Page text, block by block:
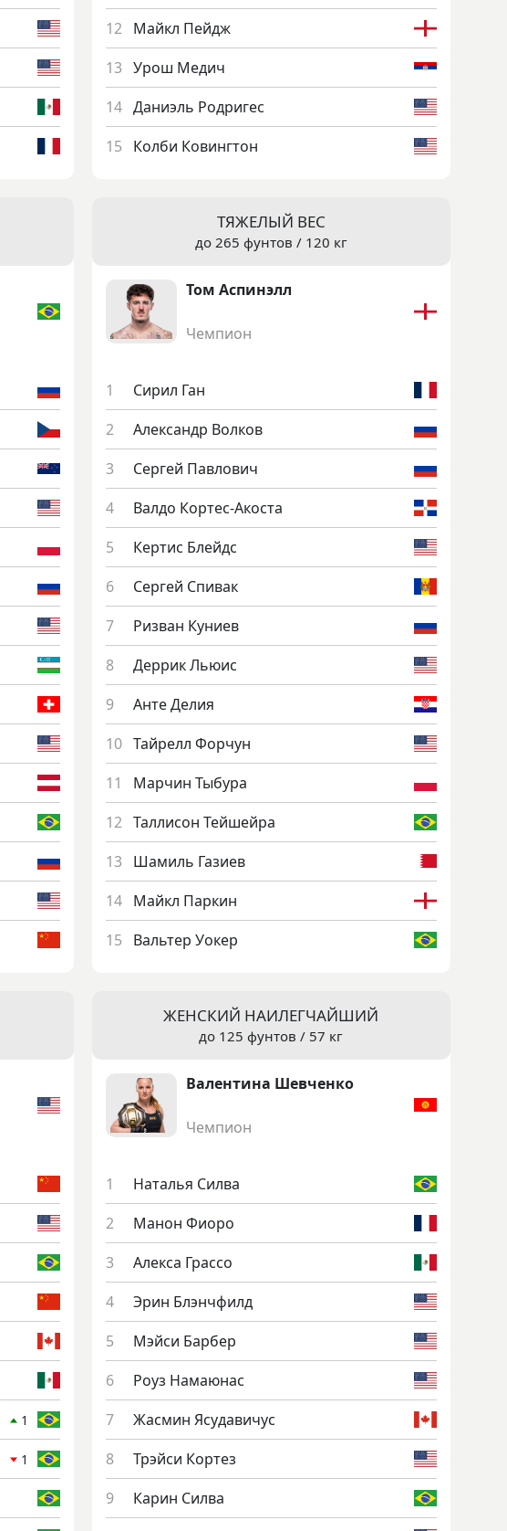
Май­кл Пей­дж
Урош Ме­дич
Да­ни­эль Род­ри­гес
Кол­би Ко­винг­тон
ТЯЖЕЛЫЙ ВЕС
до 265 фунтов / 120 кг
Том Ас­пи­нэлл
Чемпион
Си­рил Ган
Алек­сандр Вол­ков
Сер­гей Пав­ло­вич
Вал­до Кор­тес-Акос­та
Кер­тис Блей­дс
Сер­гей Спи­вак
Риз­ван Ку­ни­ев
Дер­рик Ль­юис
Ан­те Де­лия
Тай­релл Фор­чун
Мар­чин Ты­бура
Тал­ли­сон Тей­шей­ра
Ша­миль Га­зи­ев
Май­кл Пар­кин
Валь­тер Уокер
1
1
ЖЕНСКИЙ НАИЛЕГЧАЙШИЙ
до 125 фунтов / 57 кг
Ва­лен­ти­на Шев­ченко
Чемпион
На­талья Сил­ва
Ма­нон Фи­оро
Алек­са Грас­со
Эрин Блэнч­филд
Мэй­си Бар­бер
Ро­уз На­ма­юнас
Жас­мин Ясу­дави­чус
Трэй­си Кор­тез
Ка­рин Сил­ва